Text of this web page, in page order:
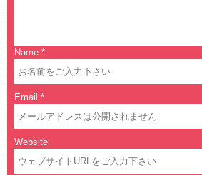
Name *
Email *
Website